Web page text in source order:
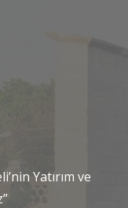
Yatırım ve